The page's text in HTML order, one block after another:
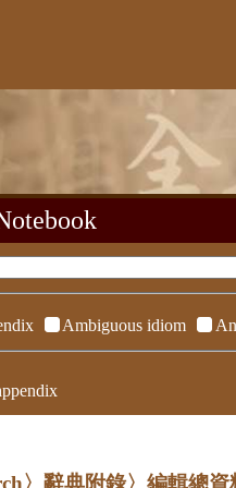
Ambiguous idiom
〉辭典附錄〉編輯總資